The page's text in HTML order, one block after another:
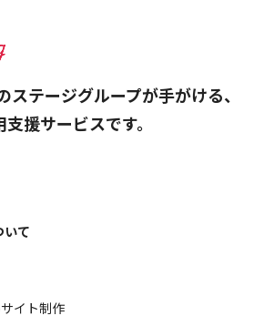
ステージグループが手がける、
援サービスです。
いて
イト制作